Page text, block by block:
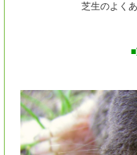
芝生のよく